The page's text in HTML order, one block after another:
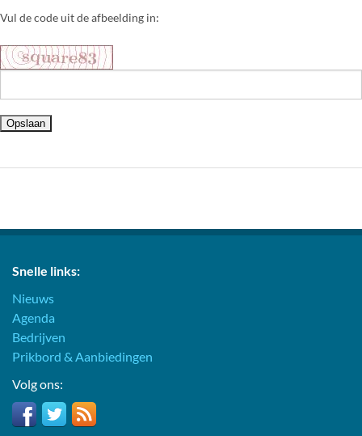
Vul de code uit de afbeelding in:
Snelle links:
Nieuws
Agenda
Bedrijven
Prikbord & Aanbiedingen
Volg ons: